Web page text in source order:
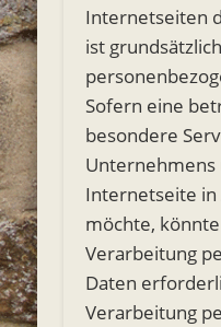
Internetseiten
ist
Sofern eine
besondere
Internetseite
möchte,
Verarbeitung
Daten
Verarbeitung